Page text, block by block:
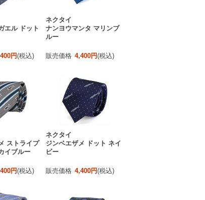
エル ドット
円(税込)
ネクタイ
ナンヨウマンタ マリンブ
ルー
販売価格 4,400円(税込)
ストライプ
イブルー
円(税込)
ネクタイ
ジンベエザメ ドット ネイ
ビー
販売価格 4,400円(税込)